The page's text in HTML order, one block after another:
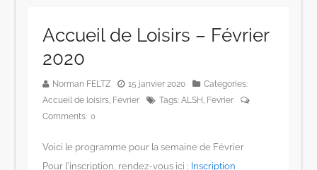
Accueil de Loisirs – Février
2020
Norman FELTZ 15 janvier 2020
Categories:
Accueil de loisirs, Février Tags:ALSH , Février
Comments: 0
Voici le programme pour la semaine de Février
Pour l’inscription, rendez-vous ici : Inscription